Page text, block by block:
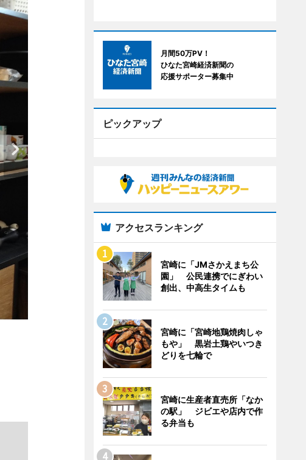
月間50万PV！
ひなた宮崎経済新聞の
応援サポーター募集中
ピックアップ
アクセスランキング
宮崎に「JMさかえまち公
園」 公民連携でにぎわい
創出、中高生タイムも
宮崎に「宮崎地鶏焼肉しゃ
もや」 黒岩土鶏やいつき
どりを七輪で
宮崎に生産者直売所「なか
の駅」 ジビエや店内で作
る弁当も